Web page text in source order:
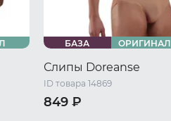
БАЗА ОРИГИНАЛ
Слипы Doreanse
ID товара 14869
849 ₽